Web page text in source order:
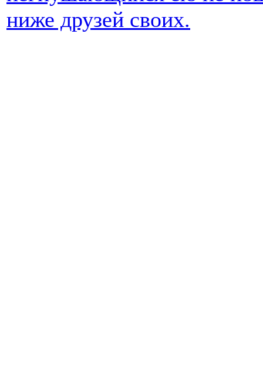
ниже друзей своих.